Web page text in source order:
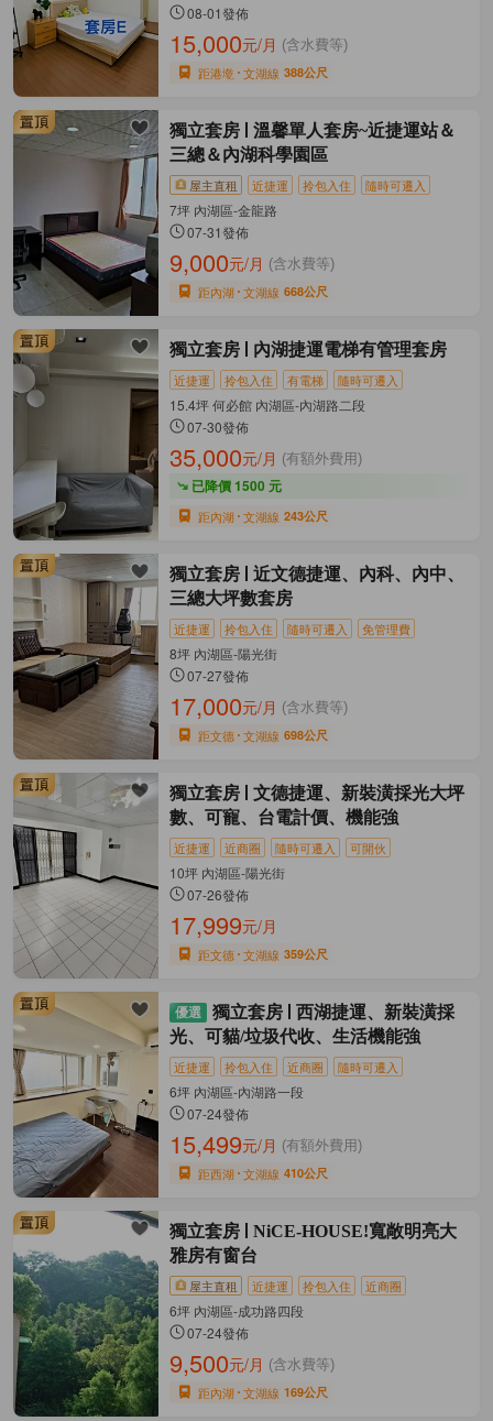
08-01發佈
15,000元/月 (含水費等)
距港墘 文湖線 388公尺
獨立套房
溫馨單人套房~近捷運站＆
三總＆內湖科學園區
屋主直租 近捷運 拎包入住 隨時可遷入
7坪 內湖區-金龍路
07-31發佈
9,000元/月 (含水費等)
距內湖 文湖線 668公尺
獨立套房 內湖捷運電梯有管理套房
近捷運 拎包入住 有電梯 隨時可遷入
15.4坪 何必館 內湖區-內湖路二段
07-30發佈
35,000元/月 (有額外費用)
已降價 1500 元
距內湖 文湖線 243公尺
獨立套房
近文德捷運、內科、內中、
三總大坪數套房
近捷運 拎包入住 隨時可遷入 免管理費
8坪 內湖區-陽光街
07-27發佈
17,000元/月 (含水費等)
距文德 文湖線 698公尺
獨立套房
文德捷運、新裝潢採光大坪
數、可寵、台電計價、機能強
近捷運 近商圈 隨時可遷入 可開伙
10坪 內湖區-陽光街
07-26發佈
17,999元/月
距文德 文湖線 359公尺
獨立套房
西湖捷運、新裝潢採
光、可貓/垃圾代收、生活機能強
近捷運 拎包入住 近商圈 隨時可遷入
6坪 內湖區-內湖路一段
07-24發佈
15,499元/月 (有額外費用)
距西湖 文湖線 410公尺
獨立套房
NiCE-HOUSE!寬敞明亮大
雅房有窗台
屋主直租 近捷運 拎包入住 近商圈
6坪 內湖區-成功路四段
07-24發佈
9,500元/月 (含水費等)
距內湖 文湖線 169公尺